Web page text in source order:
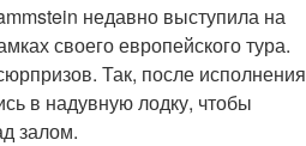
недавно выступила на
своего европейского тура.
Так, после исполнения
в надувную лодку, чтобы
залом.